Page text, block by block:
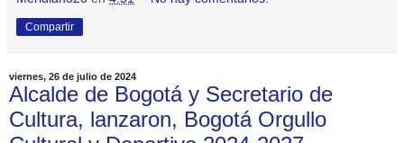
Compartir
viernes, 26 de julio de 2024
Alcalde de Bogotá y Secretario de
Cultura, lanzaron, Bogotá Orgullo